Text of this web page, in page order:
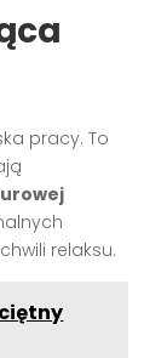
pracy. To
relaksu.